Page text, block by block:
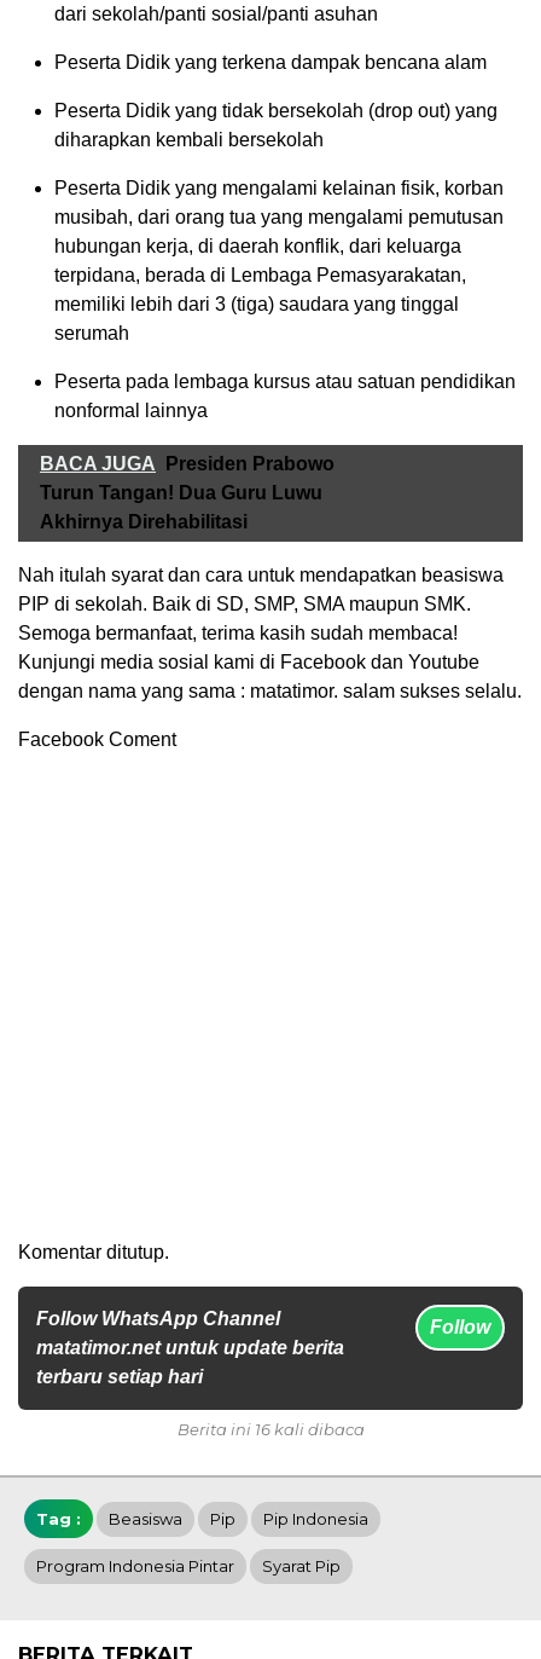
dari sekolah/panti sosial/panti asuhan
Peserta Didik yang terkena dampak bencana alam
Peserta Didik yang tidak bersekolah (drop out) yang
diharapkan kembali bersekolah
Peserta Didik yang mengalami kelainan fisik, korban
musibah, dari orang tua yang mengalami pemutusan
hubungan kerja, di daerah konflik, dari keluarga
terpidana, berada di Lembaga Pemasyarakatan,
memiliki lebih dari 3 (tiga) saudara yang tinggal
serumah
Peserta pada lembaga kursus atau satuan pendidikan
nonformal lainnya
BACA JUGA
Presiden Prabowo
Turun Tangan! Dua Guru Luwu
Akhirnya Direhabilitasi
Nah itulah syarat dan cara untuk mendapatkan beasiswa
PIP di sekolah. Baik di SD, SMP, SMA maupun SMK.
Semoga bermanfaat, terima kasih sudah membaca!
Kunjungi media sosial kami di Facebook dan Youtube
dengan nama yang sama : matatimor. salam sukses selalu.
Facebook Coment
Komentar ditutup.
Follow WhatsApp Channel
matatimor.net untuk update berita
terbaru setiap hari
Follow
Berita ini 16 kali dibaca
Tag : Beasiswa Pip Pip Indonesia
Program Indonesia Pintar Syarat Pip
BERITA TERKAIT